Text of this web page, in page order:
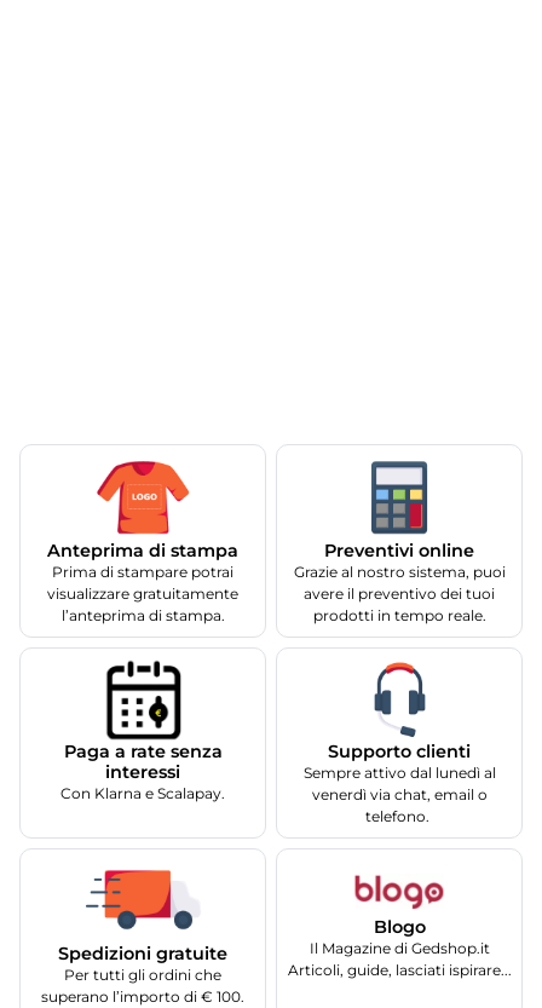
Anteprima di stampa
Prima di stampare potrai
visualizzare gratuitamente
l’anteprima di stampa.
Preventivi online
Grazie al nostro sistema, puoi
avere il preventivo dei tuoi
prodotti in tempo reale.
Paga a rate senza
interessi
Con Klarna e Scalapay.
Supporto clienti
Sempre attivo dal lunedì al
venerdì via chat, email o
telefono.
Spedizioni gratuite
Per tutti gli ordini che
superano l’importo di € 100.
Blogo
Il Magazine di Gedshop.it
Articoli, guide, lasciati ispirare...